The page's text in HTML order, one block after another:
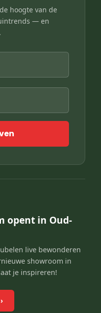
hoogte van de
— en
.
opent in Oud-
live bewonderen
showroom in
je inspireren!
›